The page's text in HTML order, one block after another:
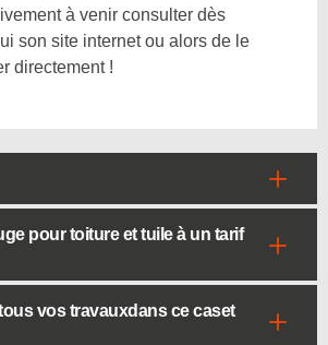
à venir consulter dès
son site internet ou alors de le
directement !
pour toiture et tuile à un tarif
vos travauxdans ce caset